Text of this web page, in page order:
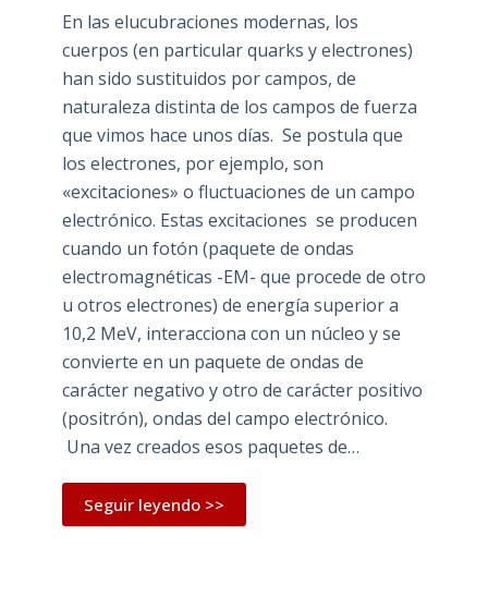
En las elucubraciones modernas, los
cuerpos (en particular quarks y electrones)
han sido sustituidos por campos, de
naturaleza distinta de los campos de fuerza
que vimos hace unos días. Se postula que
los electrones, por ejemplo, son
«excitaciones» o fluctuaciones de un campo
electrónico. Estas excitaciones se producen
cuando un fotón (paquete de ondas
electromagnéticas -EM- que procede de otro
u otros electrones) de energía superior a
10,2 MeV, interacciona con un núcleo y se
convierte en un paquete de ondas de
carácter negativo y otro de carácter positivo
(positrón), ondas del campo electrónico.
Una vez creados esos paquetes de…
Seguir leyendo >>